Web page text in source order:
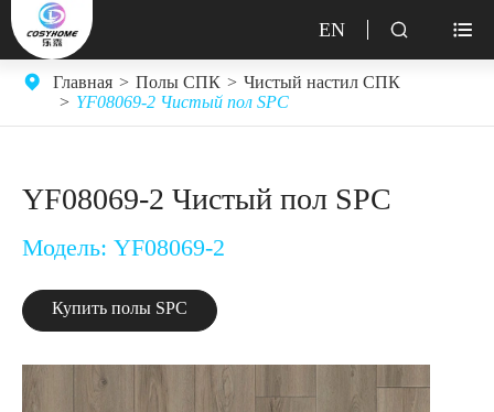
EN  
Главная Полы СПК
Чистый настил СПК
YF08069-2 Чистый пол SPC
YF08069-2 Чистый пол SPC
Модель: YF08069-2
Купить полы SPC